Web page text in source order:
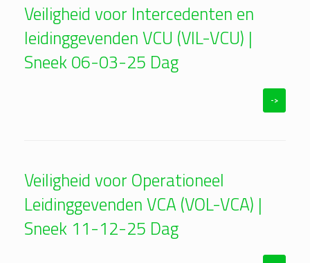
Veiligheid voor Intercedenten en
leidinggevenden VCU (VIL-VCU) |
Sneek 06-03-25 Dag
->
Veiligheid voor Operationeel
Leidinggevenden VCA (VOL-VCA) |
Sneek 11-12-25 Dag